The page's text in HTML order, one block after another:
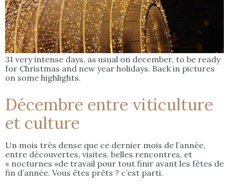
31 very intense days, as usual on december, to be ready
for Christmas and new year holidays. Back in pictures
on some highlights.
Décembre entre viticulture
et culture
Un mois très dense que ce dernier mois de l’année,
entre découvertes, visites, belles rencontres, et
« nocturnes »de travail pour tout finir avant les fêtes de
fin d’année. Vous êtes prêts ? c’est parti.